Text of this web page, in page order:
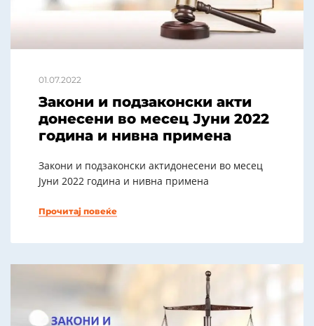
01.07.2022
Закони и подзаконски акти
донесени во месец Јуни 2022
година и нивна примена
Закони и подзаконски актидонесени во месец
Јуни 2022 година и нивна примена
Прочитај повеќе